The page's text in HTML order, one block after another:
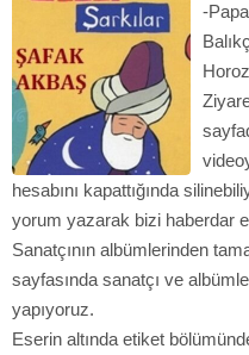
-
hesabını kapattığında
yorum yazarak bizi haberdar
Sanatçının albümlerinden
sayfasında sanatçı ve
yapıyoruz.
Eserin altında etiket